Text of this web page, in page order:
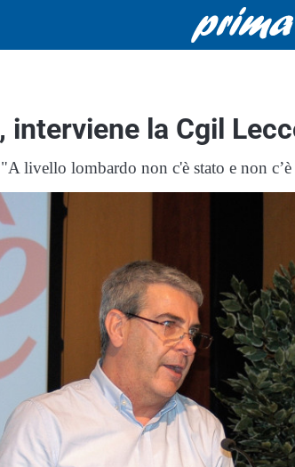
interviene la Cgil
livello lombardo non c'è stato e non